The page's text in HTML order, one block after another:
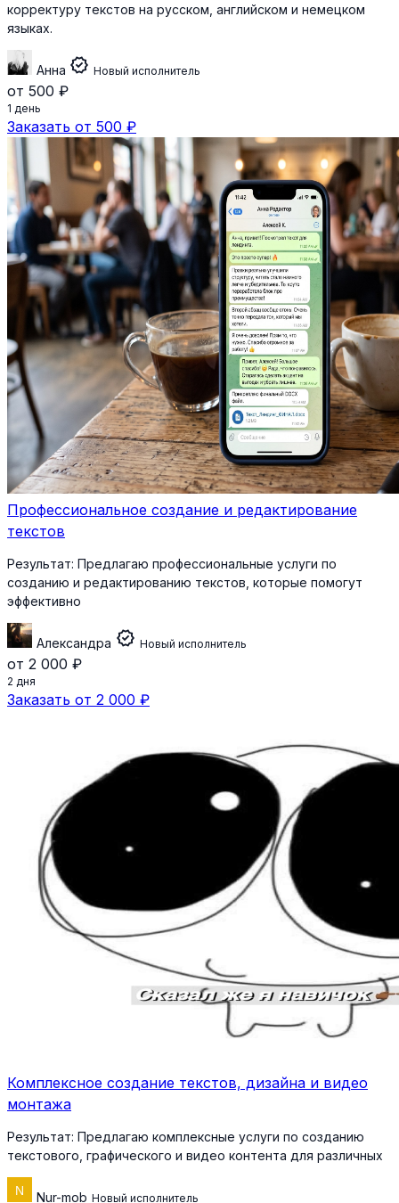
корректуру текстов на русском, английском и немецком
языках.
Aнна verified Новый исполнитель
от 500 ₽
1 день
Заказать от 500 ₽
Профессиональное создание и редактирование
текстов
Результат: Предлагаю профессиональные услуги по
созданию и редактированию текстов, которые помогут
эффективно
Александра verified Новый исполнитель
от 2 000 ₽
2 дня
Заказать от 2 000 ₽
Комплексное создание текстов, дизайна и видео
монтажа
Результат: Предлагаю комплексные услуги по созданию
текстового, графического и видео контента для различных
Nur-mob Новый исполнитель